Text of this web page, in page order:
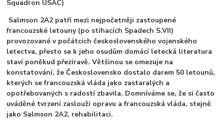
Squadron USAC)
Salmson 2A2 patří mezi nejpočetněji zastoupené
francouzské letouny (po stíhacích Spadech S.VII)
provozované v počátcích československého vojenského
letectva, přesto se k jeho osudům domácí letecká literatura
staví poněkud přezíravě. Většinou se omezuje na
konstatování, že Československo dostalo darem 50 letounů,
kterých se francouzská vláda jako zastaralých a
opotřebovaných s radostí zbavila. Domníváme se, že si často
uváděné tvrzení zaslouží opravu a francouzská vláda, stejně
jako Salmson 2A2, rehabilitaci.